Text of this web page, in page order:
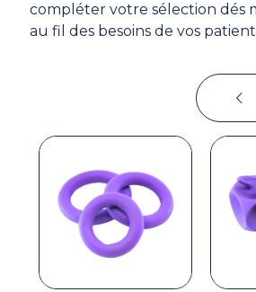
compléter votre sélection dés
au fil des besoins de vos